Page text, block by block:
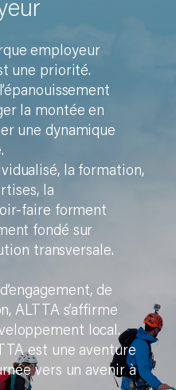
employeur
une priorité.
la montée en
une dynamique
la formation,
la
faire forment
fondé sur
transversale.
de
ALTTA s’affirme
local.
est une aventure
vers un avenir à